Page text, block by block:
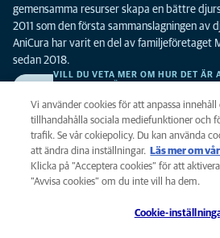
gemensamma resurser skapa en bättre
2011 som den första sammanslagningen av
AniCura har varit en del av familjeföretaget
sedan 2018.
VILL DU VETA MER OM HUR DET ÄR
Integritet
Legalt
Vi använder cookies för att anpassa
tillhandahålla sociala mediefunktioner och
trafik. Se vår cokiepolicy. Du kan använda
att ändra dina inställningar.
Läs mer om
Klicka på ”Acceptera cookies” för att
”Avvisa cookies” om du inte vill ha dem.
Cookie-